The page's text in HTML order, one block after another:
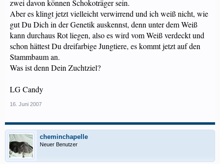
zwei davon können Schokoträger sein.
Aber es klingt jetzt vielleicht verwirrend und ich weiß nicht, wie
gut Du Dich in der Genetik auskennst, denn unter dem Weiß
kann durchaus Rot liegen, also es wird vom Weiß verdeckt und
schon hättest Du dreifarbige Jungtiere, es kommt jetzt auf den
Stammbaum an.
Was ist denn Dein Zuchtziel?
LG Candy
16. Juni 2007
cheminchapelle
Neuer Benutzer